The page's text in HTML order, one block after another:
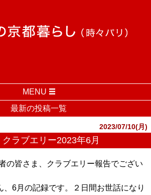
MENU
最新の投稿一覧
2023/07/10(月)
ラブエリー2023年6月
の皆さま、クラブエリー報告でござい
、6月の記録です。２日間お世話になり